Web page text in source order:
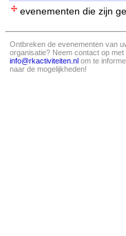
evenementen die zijn
Ontbreken de evenementen van
organisatie? Neem contact op met
info@rkactiviteiten.nl om te
naar de mogelijkheden!